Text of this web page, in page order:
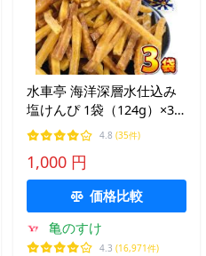
水車亭 海洋深層水仕込み
塩けんぴ 1袋（124g）×3
袋 メール便 送料無料 塩
けんぴ 南国製菓 芋ケンピ
芋かりんとう
4.8 (35件)
1,000 円
価格比較
亀のすけ
4.3 (16,971件)